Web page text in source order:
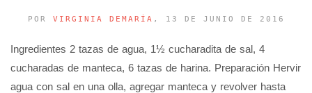
POR VIRGINIA DEMARÍA , 13 DE JUNIO DE 2016
Ingredientes 2 tazas de agua, 1½ cucharadita de sal, 4
cucharadas de manteca, 6 tazas de harina. Preparación Hervir
agua con sal en una olla, agregar manteca y revolver hasta